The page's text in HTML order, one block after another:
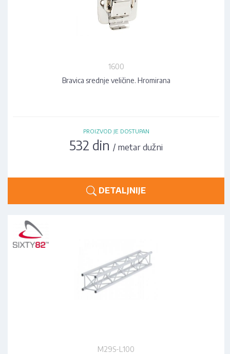
1600
Bravica srednje veličine. Hromirana
PROIZVOD JE DOSTUPAN
532 din / metar dužni
DETALJNIJE
M29S-L100